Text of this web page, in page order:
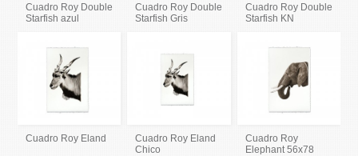
Cuadro Roy Double
Starfish azul
Cuadro Roy Double
Starfish Gris
Cuadro Roy Double
Starfish KN
Cuadro Roy Eland
Cuadro Roy Eland
Chico
Cuadro Roy
Elephant 56x78